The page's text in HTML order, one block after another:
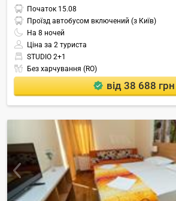
Початок 15.08
Проїзд автобусом включений (з Київ)
На 8 ночей
Ціна за 2 туриста
STUDIO 2+1
Без харчування (RO)
від 38 688 грн